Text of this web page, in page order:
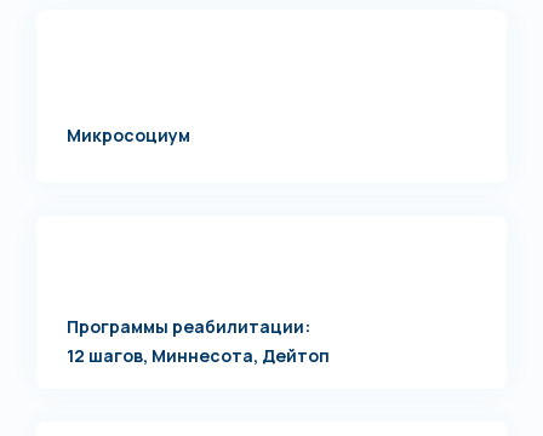
Микросоциум
Программы реабилитации:
12 шагов, Миннесота, Дейтоп